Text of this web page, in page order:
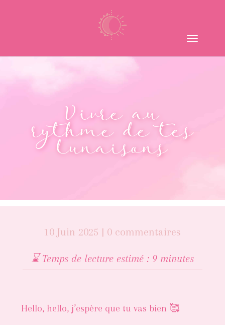
Vivre au
rythme de tes
lunaisons
10 Juin 2025 | 0 commentaires
⌛️ Temps de lecture estimé : 9 minutes
Hello, hello, j’espère que tu vas bien 🥰